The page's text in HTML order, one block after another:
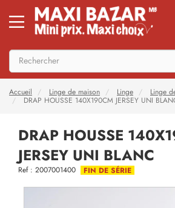
Accueil Linge de maison Linge Linge
DRAP HOUSSE 140X190CM JERSEY UNI
DRAP HOUSSE
JERSEY UNI BLANC
Ref : 2007001400 FIN DE SÉRIE